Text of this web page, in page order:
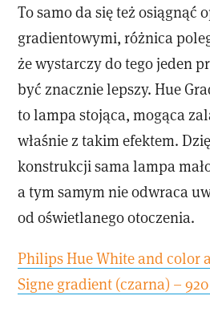
To samo da się też osiągnąć
gradientowymi, różnica
że wystarczy do tego jeden
być znacznie lepszy. Hue
to lampa stojąca, mogąca
właśnie z takim efektem.
konstrukcji sama lampa
a tym samym nie odwraca
od oświetlanego otoczenia.
Philips Hue White and color
Signe gradient (czarna) –